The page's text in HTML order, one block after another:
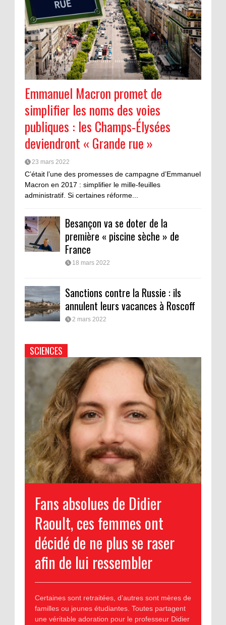
Emmanuel Macron promet de
simplifier les noms des voies
publiques : les Champs-Élysées
deviendront « Grande rue »
23 mars 2022
C’était l’une des promesses de campagne d’Emmanuel
Macron en 2017 : simplifier le mille-feuilles
administratif. Si certaines réforme...
Besançon va se doter de la
première « piscine sèche » de
France
18 mars 2022
Sanctions contre la Russie : ils
annulent leurs vacances à Roscoff
2 mars 2022
SCIENCES
Fans absolues de Didier
Raoult, ces femmes ont
décidé de ne plus se raser
afin de lui ressembler
Certaines sont retraitées, d’autres sont mères de
familles ou jeunes étudiantes. Toutes partagent
une véritable adoration pour le professeur Didier